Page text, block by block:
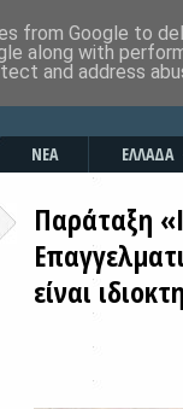
ΝΕΑ ΕΛΛΑΔΑ
Παράταξη
είναι
from Google to
along with
and address